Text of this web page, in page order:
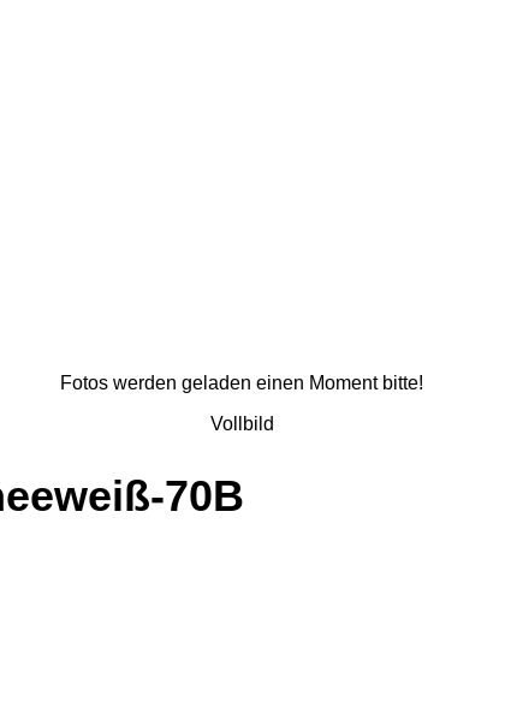
Fotos werden geladen einen Moment bitte!
Vollbild
70B